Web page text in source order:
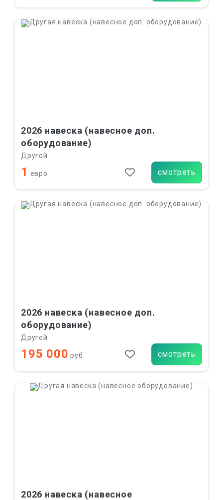
2026 навеска (навесное доп.
оборудование)
Другой
1 евро смотреть
2026 навеска (навесное доп.
оборудование)
Другой
195 000 руб. смотреть
2026 навеска (навесное